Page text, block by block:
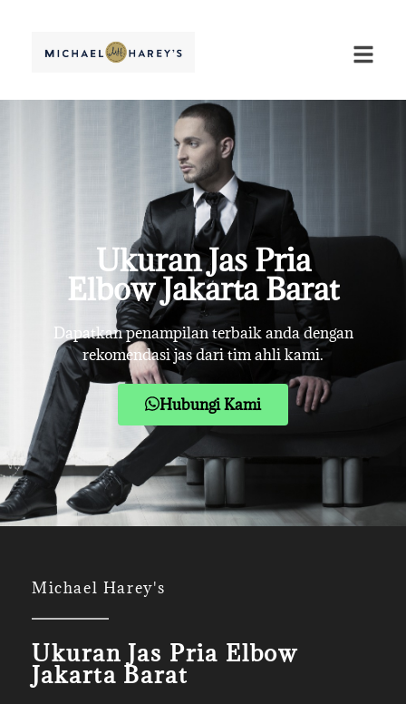
Ukuran Jas Pria
Elbow Jakarta Barat
Dapatkan penampilan terbaik anda dengan
rekomendasi jas dari tim ahli kami.
Hubungi Kami
Michael Harey's
Ukuran Jas Pria Elbow
Jakarta Barat